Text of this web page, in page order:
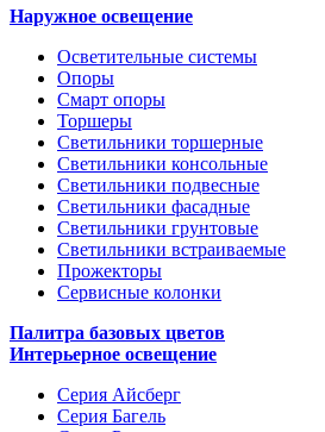
Наружное освещение
Осветительные системы
Опоры
Смарт опоры
Торшеры
Светильники торшерные
Светильники консольные
Светильники подвесные
Светильники фасадные
Светильники грунтовые
Светильники встраиваемые
Прожекторы
Сервисные колонки
Палитра базовых цветов
Интерьерное освещение
Серия Айсберг
Серия Багель